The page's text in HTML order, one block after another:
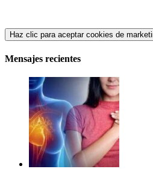
Haz clic para aceptar cookies de
Mensajes recientes